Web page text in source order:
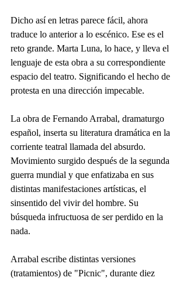
Dicho así en letras parece fácil, ahora
traduce lo anterior a lo escénico. Ese es el
reto grande. Marta Luna, lo hace, y lleva el
lenguaje de esta obra a su correspondiente
espacio del teatro. Significando el hecho de
protesta en una dirección impecable.
La obra de Fernando Arrabal, dramaturgo
español, inserta su literatura dramática en la
corriente teatral llamada del absurdo.
Movimiento surgido después de la segunda
guerra mundial y que enfatizaba en sus
distintas manifestaciones artísticas, el
sinsentido del vivir del hombre. Su
búsqueda infructuosa de ser perdido en la
nada.
Arrabal escribe distintas versiones
(tratamientos) de "Picnic", durante diez